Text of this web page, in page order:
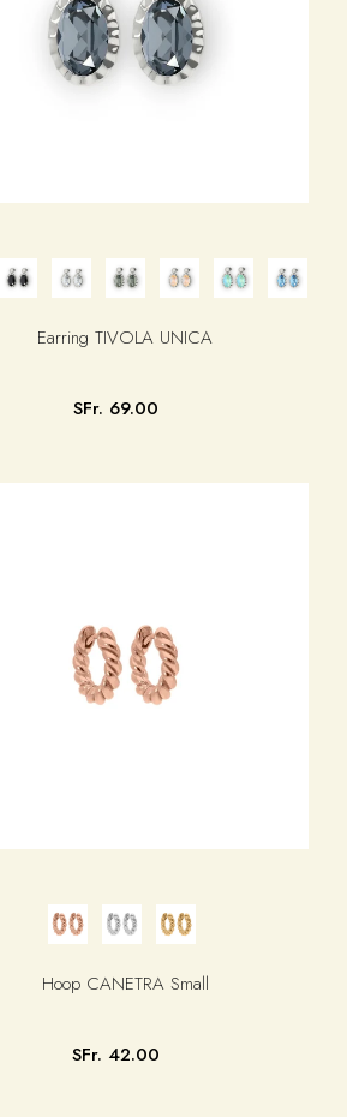
Earring TIVOLA UNICA
SFr. 69.00
Hoop CANETRA Small
SFr. 42.00